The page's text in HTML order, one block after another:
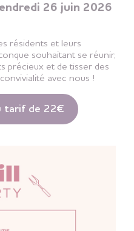
26 juin 2026
résidents et leurs
souhaitant se réunir,
précieux et de tisser des
avec nous !
tarif de 22€